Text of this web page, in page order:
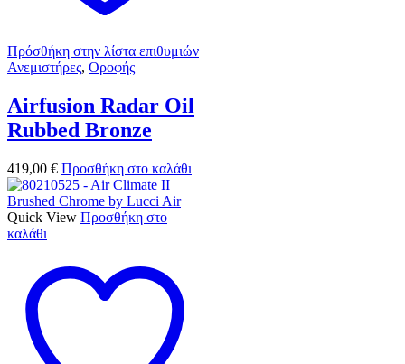
Πρόσθήκη στην λίστα επιθυμιών
Ανεμιστήρες, Οροφής
Airfusion Radar Oil
Rubbed Bronze
419,00 € Προσθήκη στο καλάθι
Quick View Προσθήκη στο
καλάθι